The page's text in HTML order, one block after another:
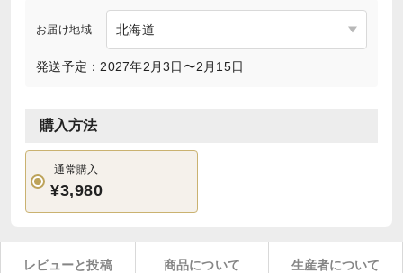
お届け地域
発送予定：2027年2月3日〜2月15日
購入方法
通常購入
¥3,980
レビューと投稿 商品について 生産者について